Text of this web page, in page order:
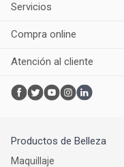
Servicios
Compra online
Atención al cliente
Productos de Belleza
Maquillaje